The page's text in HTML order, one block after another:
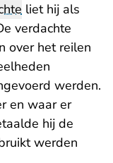
liet hij als
verdachte
over het reilen
werden.
en waar er
hij de
werden